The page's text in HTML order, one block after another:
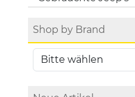
Shop by Brand